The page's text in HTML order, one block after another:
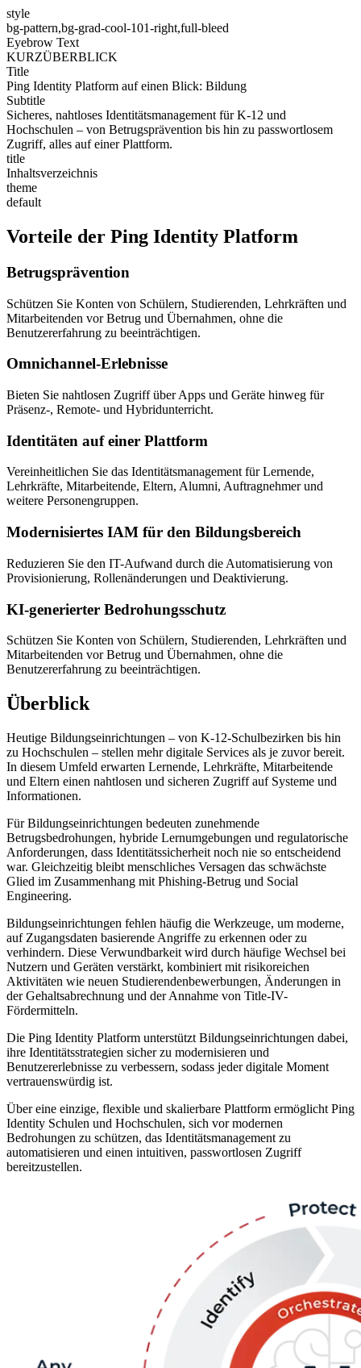
style
bg-pattern,bg-grad-cool-101-right,full-bleed
Eyebrow Text
KURZÜBERBLICK
Title
Ping Identity Platform auf einen Blick: Bildung
Subtitle
Sicheres, nahtloses Identitätsmanagement für K-12 und
Hochschulen – von Betrugsprävention bis hin zu passwortlosem
Zugriff, alles auf einer Plattform.
title
Inhaltsverzeichnis
theme
default
Vorteile der Ping Identity Platform
Betrugsprävention
Schützen Sie Konten von Schülern, Studierenden, Lehrkräften und
Mitarbeitenden vor Betrug und Übernahmen, ohne die
Benutzererfahrung zu beeinträchtigen.
Omnichannel-Erlebnisse
Bieten Sie nahtlosen Zugriff über Apps und Geräte hinweg für
Präsenz-, Remote- und Hybridunterricht.
Identitäten auf einer Plattform
Vereinheitlichen Sie das Identitätsmanagement für Lernende,
Lehrkräfte, Mitarbeitende, Eltern, Alumni, Auftragnehmer und
weitere Personengruppen.
Modernisiertes IAM für den Bildungsbereich
Reduzieren Sie den IT-Aufwand durch die Automatisierung von
Provisionierung, Rollenänderungen und Deaktivierung.
KI-generierter Bedrohungsschutz
Schützen Sie Konten von Schülern, Studierenden, Lehrkräften und
Mitarbeitenden vor Betrug und Übernahmen, ohne die
Benutzererfahrung zu beeinträchtigen.
Überblick
Heutige Bildungseinrichtungen – von K-12-Schulbezirken bis hin
zu Hochschulen – stellen mehr digitale Services als je zuvor bereit.
In diesem Umfeld erwarten Lernende, Lehrkräfte, Mitarbeitende
und Eltern einen nahtlosen und sicheren Zugriff auf Systeme und
Informationen.
Für Bildungseinrichtungen bedeuten zunehmende
Betrugsbedrohungen, hybride Lernumgebungen und regulatorische
Anforderungen, dass Identitätssicherheit noch nie so entscheidend
war. Gleichzeitig bleibt menschliches Versagen das schwächste
Glied im Zusammenhang mit Phishing-Betrug und Social
Engineering.
Bildungseinrichtungen fehlen häufig die Werkzeuge, um moderne,
auf Zugangsdaten basierende Angriffe zu erkennen oder zu
verhindern. Diese Verwundbarkeit wird durch häufige Wechsel bei
Nutzern und Geräten verstärkt, kombiniert mit risikoreichen
Aktivitäten wie neuen Studierendenbewerbungen, Änderungen in
der Gehaltsabrechnung und der Annahme von Title-IV-
Fördermitteln.
Die Ping Identity Platform unterstützt Bildungseinrichtungen dabei,
ihre Identitätsstrategien sicher zu modernisieren und
Benutzererlebnisse zu verbessern, sodass jeder digitale Moment
vertrauenswürdig ist.
Über eine einzige, flexible und skalierbare Plattform ermöglicht Ping
Identity Schulen und Hochschulen, sich vor modernen
Bedrohungen zu schützen, das Identitätsmanagement zu
automatisieren und einen intuitiven, passwortlosen Zugriff
bereitzustellen.